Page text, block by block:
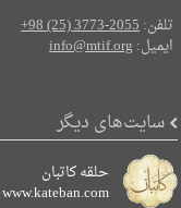
تلفن:+98 (25) 3773-2055
ایمیل:info@mtif.org
سایت‌های دیگر
حلقه کاتبان
www.kateban.com